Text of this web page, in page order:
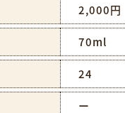
2,000円
70ml
24
ー